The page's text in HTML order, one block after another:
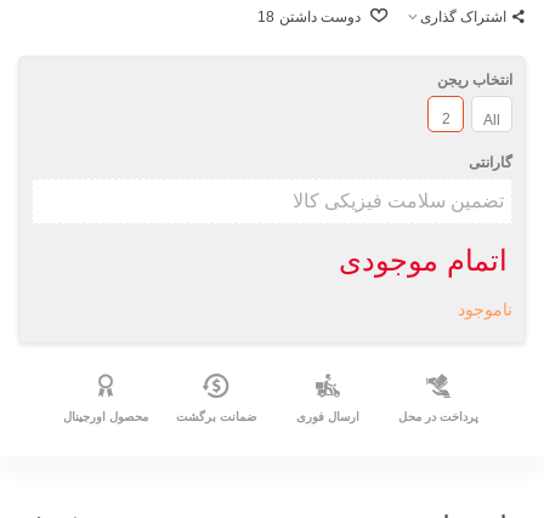
اشتراک گذاری
دوست داشتن 18
انتخاب ریجن
All
2
گارانتی
اتمام موجودی
ناموجود
پرداخت در محل ارسال فوری ضمانت برگشت محصول اورجینال